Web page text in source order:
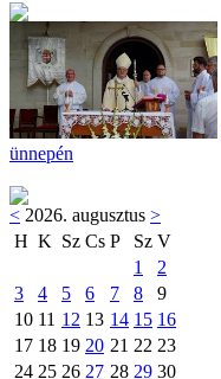
ünnepén
< 2026. augusztus >
H K Sz Cs P Sz V
1
2
3
4 5 6 7 8
9
10 11 12 13 14 15 16
17 18 19 20 21 22 23
24 25 26 27 28 29 30